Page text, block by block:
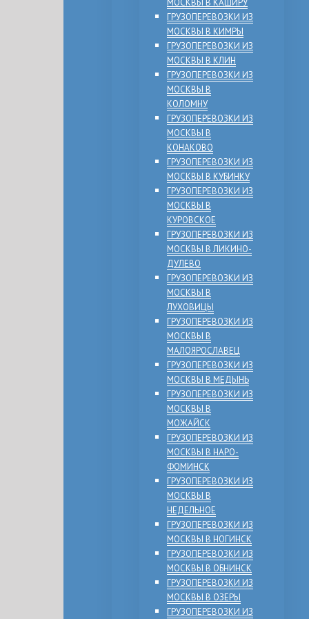
МОСКВЫ В КАШИРУ
ГРУЗОПЕРЕВОЗКИ ИЗ
МОСКВЫ В КИМРЫ
ГРУЗОПЕРЕВОЗКИ ИЗ
МОСКВЫ В КЛИН
ГРУЗОПЕРЕВОЗКИ ИЗ
МОСКВЫ В
КОЛОМНУ
ГРУЗОПЕРЕВОЗКИ ИЗ
МОСКВЫ В
КОНАКОВО
ГРУЗОПЕРЕВОЗКИ ИЗ
МОСКВЫ В КУБИНКУ
ГРУЗОПЕРЕВОЗКИ ИЗ
МОСКВЫ В
КУРОВСКОЕ
ГРУЗОПЕРЕВОЗКИ ИЗ
МОСКВЫ В ЛИКИНО-
ДУЛЕВО
ГРУЗОПЕРЕВОЗКИ ИЗ
МОСКВЫ В
ЛУХОВИЦЫ
ГРУЗОПЕРЕВОЗКИ ИЗ
МОСКВЫ В
МАЛОЯРОСЛАВЕЦ
ГРУЗОПЕРЕВОЗКИ ИЗ
МОСКВЫ В МЕДЫНЬ
ГРУЗОПЕРЕВОЗКИ ИЗ
МОСКВЫ В
МОЖАЙСК
ГРУЗОПЕРЕВОЗКИ ИЗ
МОСКВЫ В НАРО-
ФОМИНСК
ГРУЗОПЕРЕВОЗКИ ИЗ
МОСКВЫ В
НЕДЕЛЬНОЕ
ГРУЗОПЕРЕВОЗКИ ИЗ
МОСКВЫ В НОГИНСК
ГРУЗОПЕРЕВОЗКИ ИЗ
МОСКВЫ В ОБНИНСК
ГРУЗОПЕРЕВОЗКИ ИЗ
МОСКВЫ В ОЗЕРЫ
ГРУЗОПЕРЕВОЗКИ ИЗ